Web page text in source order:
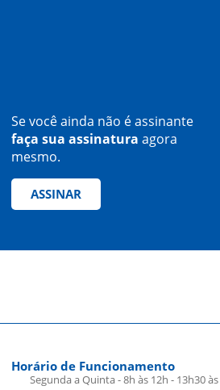
Se você ainda não é assinante
faça sua assinatura agora
mesmo.
ASSINAR
Horário de Funcionamento
Segunda a Quinta - 8h às 12h - 13h30